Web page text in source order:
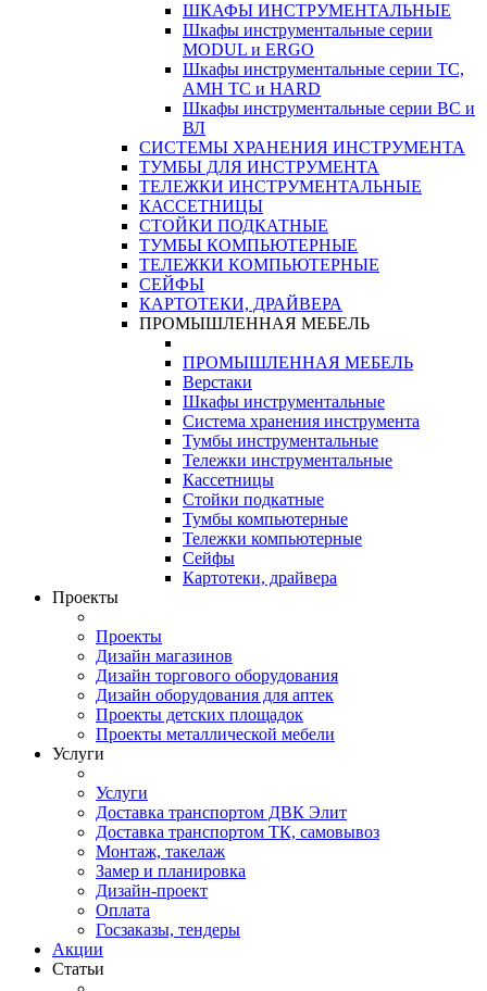
ШКАФЫ ИНСТРУМЕНТАЛЬНЫЕ
Шкафы инструментальные серии
MODUL и ERGO
Шкафы инструментальные серии ТС,
АМН ТС и HARD
Шкафы инструментальные серии ВС и
ВЛ
СИСТЕМЫ ХРАНЕНИЯ ИНСТРУМЕНТА
ТУМБЫ ДЛЯ ИНСТРУМЕНТА
ТЕЛЕЖКИ ИНСТРУМЕНТАЛЬНЫЕ
КАССЕТНИЦЫ
СТОЙКИ ПОДКАТНЫЕ
ТУМБЫ КОМПЬЮТЕРНЫЕ
ТЕЛЕЖКИ КОМПЬЮТЕРНЫЕ
СЕЙФЫ
КАРТОТЕКИ, ДРАЙВЕРА
ПРОМЫШЛЕННАЯ МЕБЕЛЬ
ПРОМЫШЛЕННАЯ МЕБЕЛЬ
Верстаки
Шкафы инструментальные
Система хранения инструмента
Тумбы инструментальные
Тележки инструментальные
Кассетницы
Стойки подкатные
Тумбы компьютерные
Тележки компьютерные
Сейфы
Картотеки, драйвера
Проекты
Проекты
Дизайн магазинов
Дизайн торгового оборудования
Дизайн оборудования для аптек
Проекты детских площадок
Проекты металлической мебели
Услуги
Услуги
Доставка транспортом ДВК Элит
Доставка транспортом ТК, самовывоз
Монтаж, такелаж
Замер и планировка
Дизайн-проект
Оплата
Госзаказы, тендеры
Акции
Статьи